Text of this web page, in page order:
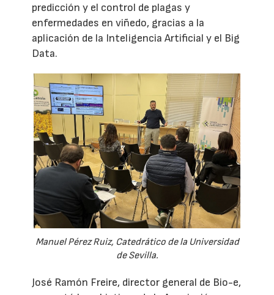
predicción y el control de plagas y
enfermedades en viñedo, gracias a la
aplicación de la Inteligencia Artificial y el Big
Data.
Manuel Pérez Ruiz, Catedrático de la Universidad
de Sevilla.
José Ramón Freire, director general de Bio-e,